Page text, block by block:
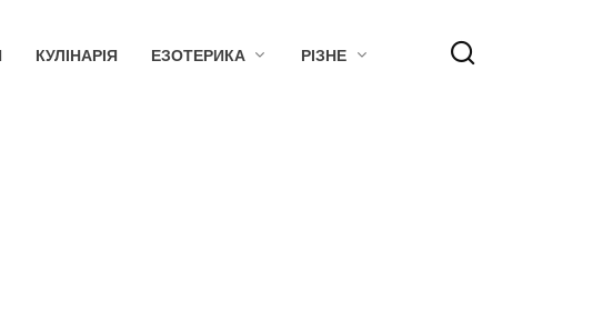
КУЛІНАРІЯ ЕЗОТЕРИКА РІЗНЕ